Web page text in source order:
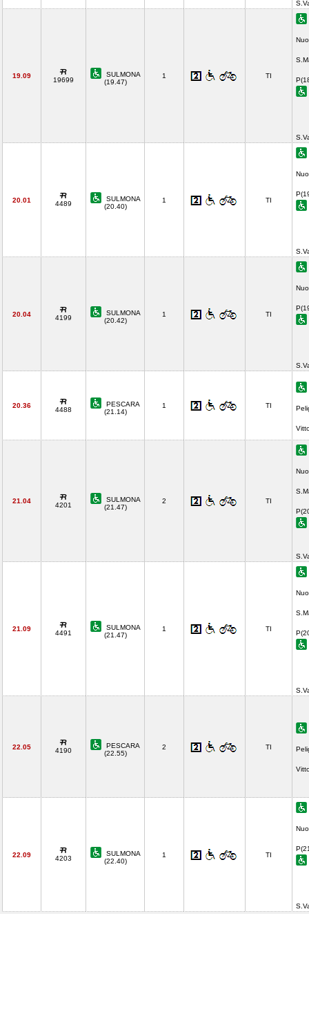
19.09
19699
SULMONA
(19.47)
1 TI
20.01 4489
SULMONA
(20.40)
1 TI
20.04 4199
SULMONA
(20.42)
1 TI
20.36
4488
PESCARA
(21.14)
1 TI
21.04
4201
SULMONA
(21.47)
2 TI
21.09
4491
SULMONA
(21.47)
1 TI
22.05 4190
PESCARA
(22.55)
2 TI
22.09 4203
SULMONA
(22.40)
1 TI